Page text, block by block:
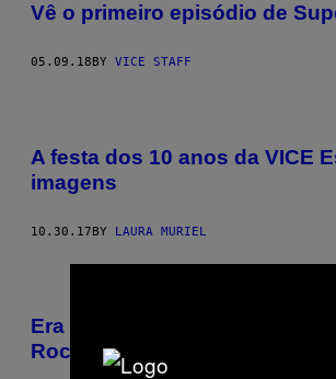
Vê o primeiro episódio de
05.09.18 BY VICE STAFF
A festa dos 10 anos da VICE
imagens
10.30.17BY LAURA MURIEL
Era uma vez na América…
Rock n’ Roll no dealbar do